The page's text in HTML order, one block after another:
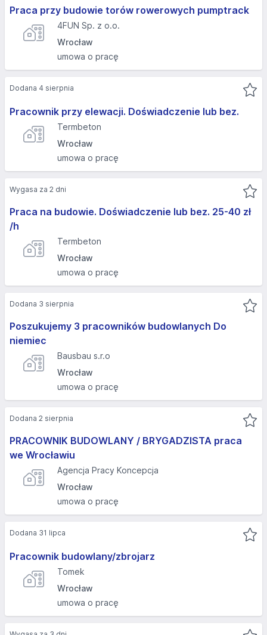
Praca przy budowie torów rowerowych pumptrack
4FUN Sp. z o.o.
Wrocław
umowa o pracę
Pracownik przy elewacji. Doświadczenie lub bez.
Termbeton
Wrocław
umowa o pracę
Dodana 4 sierpnia
Praca na budowie. Doświadczenie lub bez. 25-40 zł
/h
Termbeton
Wrocław
umowa o pracę
Wygasa za 2 dni
Poszukujemy 3 pracowników budowlanych Do
niemiec
Bausbau s.r.o
Wrocław
umowa o pracę
Dodana 3 sierpnia
PRACOWNIK BUDOWLANY / BRYGADZISTA praca
we Wrocławiu
Agencja Pracy Koncepcja
Wrocław
umowa o pracę
Dodana 2 sierpnia
Pracownik budowlany/zbrojarz
Tomek
Wrocław
umowa o pracę
Dodana 31 lipca